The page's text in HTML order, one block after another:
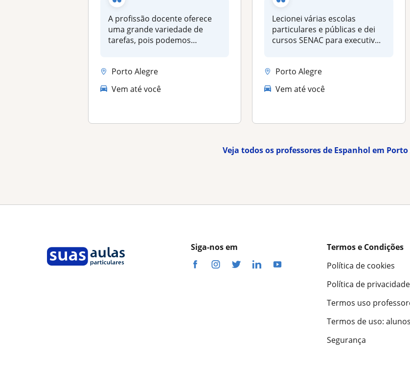
A profissão docente oferece
uma grande variedade de
tarefas, pois podemos
Porto Alegre
Vem até você
Lecionei várias escolas
particulares e públicas e dei
cursos SENAC para executiv...
Porto Alegre
Vem até você
Veja todos os professores de Espanhol em Porto
Siga-nos em
Termos e Condições
Política de cookies
Política de privacidade
Termos uso
Termos de uso: alunos
Segurança